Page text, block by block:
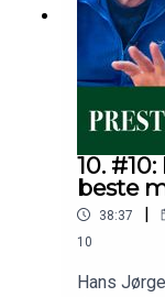
10.
beste
38:37 |
10
Hans